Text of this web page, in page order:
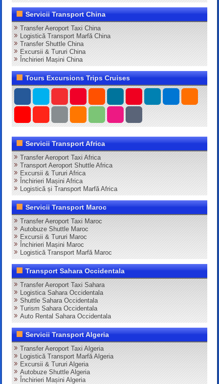
Servicii Transport China
Transfer Aeroport Taxi China
Logistică Transport Marfă China
Transfer Shuttle China
Excursii & Tururi China
Închirieri Mașini China
Tours Excursions Trips Cruises
Servicii Transport Africa
Transfer Aeroport Taxi Africa
Transport Aeroport Shuttle Africa
Excursii & Tururi Africa
Închirieri Mașini Africa
Logistică și Transport Marfă Africa
Servicii Transport Maroc
Transfer Aeroport Taxi Maroc
Autobuze Shuttle Maroc
Excursii & Tururi Maroc
Închirieri Mașini Maroc
Logistică Transport Marfă Maroc
Transport Sahara Occidentala
Transfer Aeroport Taxi Sahara
Logistica Sahara Occidentala
Shuttle Sahara Occidentala
Turism Sahara Occidentala
Auto Rental Sahara Occidentala
Servicii Transport Algeria
Transfer Aeroport Taxi Algeria
Logistică Transport Marfă Algeria
Excursii & Tururi Algeria
Autobuze Shuttle Algeria
Închirieri Mașini Algeria